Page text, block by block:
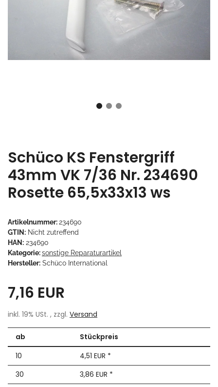
Schüco KS Fenstergriff
43mm VK 7/36 Nr. 234690
Rosette 65,5x33x13 ws
Artikelnummer:234690
GTIN: Nicht zutreffend
HAN: 234690
Kategorie:sonstige Reparaturartikel
Hersteller: Schüco International
7,16 EUR
inkl. 19% USt. , zzgl. Versand
ab
Stückpreis
10
4,51 EUR *
30
3,86 EUR *